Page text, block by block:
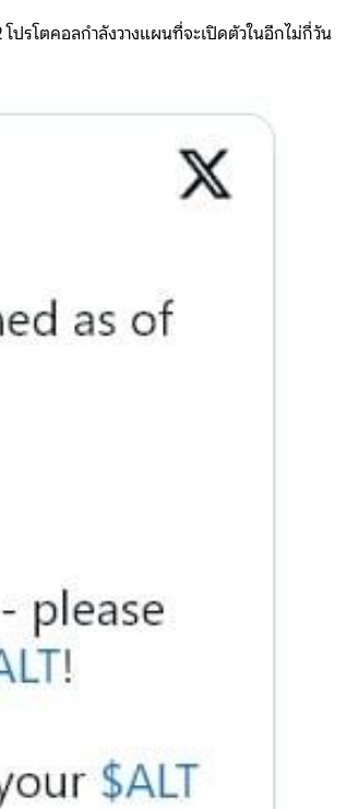
รโตคอลกำลังวางแผนที่จะเปิดตัวในอีกไม่กี่วัน